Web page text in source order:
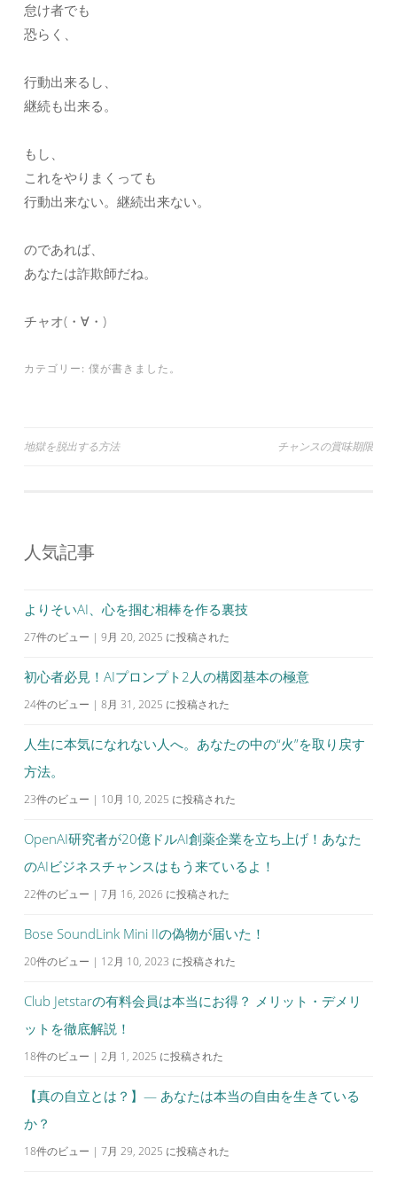
怠け者でも
恐らく、
行動出来るし、
継続も出来る。
もし、
これをやりまくっても
行動出来ない。継続出来ない。
のであれば、
あなたは詐欺師だね。
チャオ(・∀・)
カテゴリー: 僕が書きました。
投
ゲ
シ
ョ
地獄を脱出する方法 チャンスの賞味期限
人気記事
よりそいAI、心を掴む相棒を作る裏技
27件のビュー | 9月 20, 2025 に投稿された
初心者必見！AIプロンプト2人の構図基本の極意
24件のビュー | 8月 31, 2025 に投稿された
人生に本気になれない人へ。あなたの中の“火”を取り戻す
方法。
23件のビュー | 10月 10, 2025 に投稿された
OpenAI研究者が20億ドルAI創薬企業を立ち上げ！あなた
のAIビジネスチャンスはもう来ているよ！
22件のビュー | 7月 16, 2026 に投稿された
Bose SoundLink Mini IIの偽物が届いた！
20件のビュー | 12月 10, 2023 に投稿された
Club Jetstarの有料会員は本当にお得？ メリット・デメリ
ットを徹底解説！
18件のビュー | 2月 1, 2025 に投稿された
【真の自立とは？】— あなたは本当の自由を生きている
か？
18件のビュー | 7月 29, 2025 に投稿された